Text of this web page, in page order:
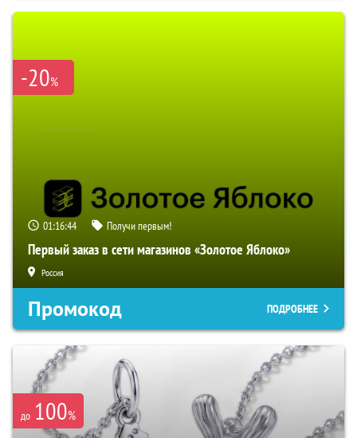
-20%
01:16:43 Получи первым!
Первый заказ в сети магазинов «Золотое Яблоко»
Россия
Промокод ПОДРОБНЕЕ
до 100%